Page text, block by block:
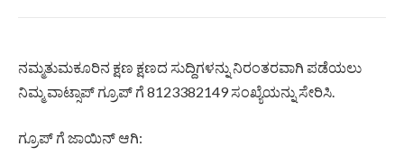
ನಮ್ಮತುಮಕೂರಿನ ಕ್ಷಣ ಕ್ಷಣದ ಸುದ್ದಿಗಳನ್ನು ನಿರಂತರವಾಗಿ ಪಡೆಯಲು
ನಿಮ್ಮ ವಾಟ್ಸಾಪ್ ಗ್ರೂಪ್ ಗೆ 8123382149 ಸಂಖ್ಯೆಯನ್ನು ಸೇರಿಸಿ.
ಗ್ರೂಪ್ ಗೆ ಜಾಯಿನ್ ಆಗಿ: